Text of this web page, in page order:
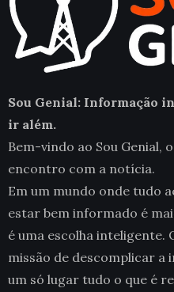
Sou Genial: Informação
ir além.
Bem-vindo ao Sou Genial,
encontro com a notícia.
Em um mundo onde tudo
estar bem informado é
é uma escolha inteligente.
missão de descomplicar a
um só lugar tudo o que é